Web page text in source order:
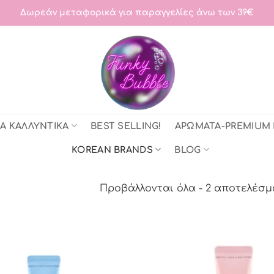
Δωρεάν μεταφορικά για παραγγελίες άνω των 39€
ΚΑΛΛΥΝΤΙΚΑ BEST SELLING! ΑΡΩΜΑΤΑ-PREMIUM
KOREAN BRANDS BLOG
Προβάλλονται όλα - 2